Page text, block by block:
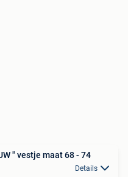
" vestje maat 68 - 74
Details